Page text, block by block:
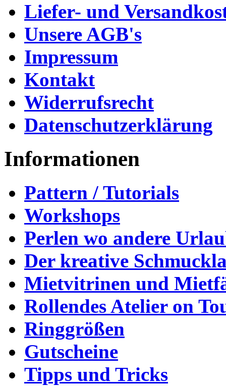
Liefer- und
Unsere AGB's
Impressum
Kontakt
Widerrufsrecht
Datenschutzerklärung
Informationen
Pattern / Tutorials
Workshops
Perlen wo andere
Der kreative
Mietvitrinen und
Rollendes Atelier on
Ringgrößen
Gutscheine
Tipps und Tricks